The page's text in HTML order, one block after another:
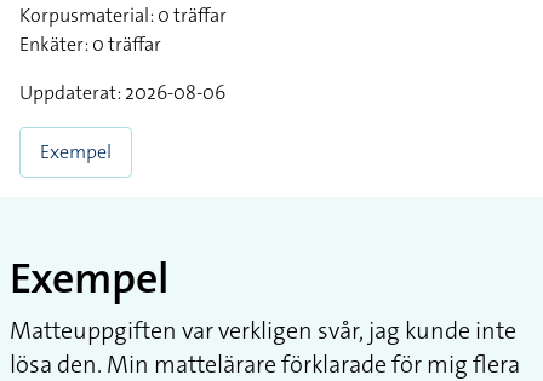
Korpusmaterial: 0 träffar
Enkäter: 0 träffar
Uppdaterat: 2026-08-06
Exempel
Exempel
Matteuppgiften var verkligen svår, jag kunde inte
lösa den. Min mattelärare förklarade för mig flera